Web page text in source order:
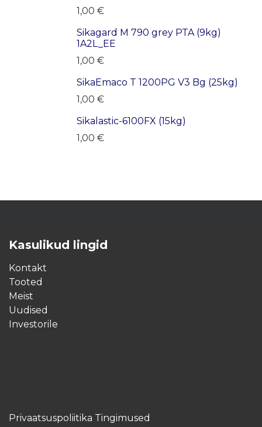
1,00 €
Sikagard M 790 grey PTA (9kg)
1A2L_EE
1,00 €
SikaEmaco T 1200PG V3 Bg (25kg)
1,00 €
Sikalastic-6100FX (15kg)
1,00 €
Kasulikud lingid
Kontakt
Tooted
Meist
Uudised
Investorile
Privaatsuspoliitika Tingimused